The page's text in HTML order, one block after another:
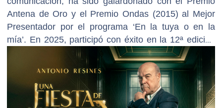
Antena de Oro y el Premio Ondas (2015) al Mejor
Presentador por el programa ‘En la tuya o en la
mía’. En 2025, participó con éxito en la 12ª edición
de ‘Tu cara me suena’.